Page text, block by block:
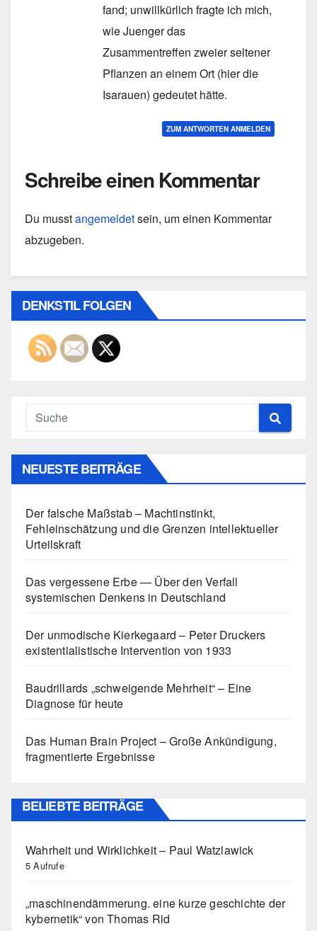
fand; unwillkürlich fragte ich mich,
wie Juenger das
Zusammentreffen zweier seltener
Pflanzen an einem Ort (hier die
Isarauen) gedeutet hätte.
ZUM ANTWORTEN ANMELDEN
Schreibe einen Kommentar
Du musstangemeldetsein, um einen Kommentar
abzugeben.
DENKSTIL FOLGEN
NEUESTE BEITRÄGE
Der falsche Maßstab – Machtinstinkt,
Fehleinschätzung und die Grenzen intellektueller
Urteilskraft
Das vergessene Erbe — Über den Verfall
systemischen Denkens in Deutschland
Der unmodische Kierkegaard – Peter Druckers
existentialistische Intervention von 1933
Baudrillards „schweigende Mehrheit“ – Eine
Diagnose für heute
Das Human Brain Project – Große Ankündigung,
fragmentierte Ergebnisse
BELIEBTE BEITRÄGE
Wahrheit und Wirklichkeit – Paul Watzlawick
5 Aufrufe
„maschinendämmerung. eine kurze geschichte der
kybernetik“ von Thomas Rid